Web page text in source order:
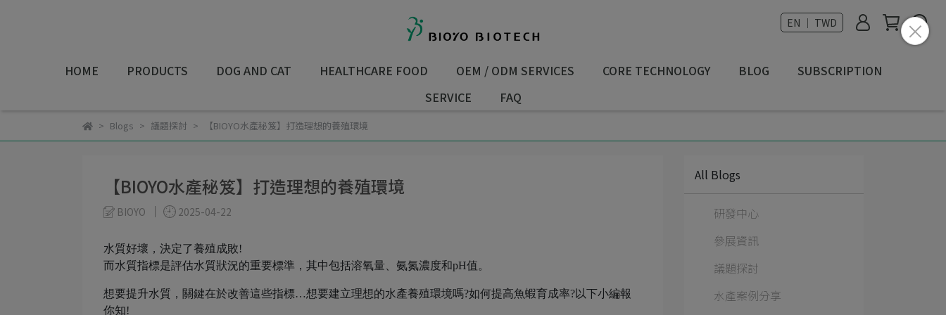
EN ｜ TWD
HOME PRODUCTS DOG AND CAT HEALTHCARE FOOD OEM / ODM SERVICES CORE TECHNOLOGY BLOG
SUBSCRIPTION
SERVICE
FAQ
Blogs 議題探討 【BIOYO水產秘笈】打造理想的養殖環境
【BIOYO水產秘笈】打造理想的養殖環境
BIOYO 2025-04-22
水質好壞，決定了養殖成敗!
而水質指標是評估水質狀況的重要標準，其中包括溶氧量、氨氮濃度和pH值。
想要提升水質，關鍵在於改善這些指標…想要建立理想的水產養殖環境嗎?如何提高魚蝦育成率?以下小編報
你知!
All Blogs
研發中心
參展資訊
議題探討
水產案例分享